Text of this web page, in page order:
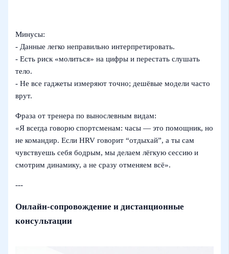
Минусы:
- Данные легко неправильно интерпретировать.
- Есть риск «молиться» на цифры и перестать слушать
тело.
- Не все гаджеты измеряют точно; дешёвые модели часто
врут.
Фраза от тренера по вынослевным видам:
«Я всегда говорю спортсменам: часы — это помощник, но
не командир. Если HRV говорит “отдыхай”, а ты сам
чувствуешь себя бодрым, мы делаем лёгкую сессию и
смотрим динамику, а не сразу отменяем всё».
---
Онлайн-сопровождение и дистанционные
консультации